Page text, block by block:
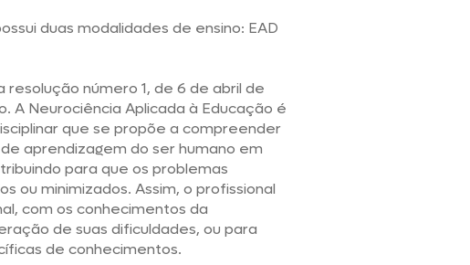
duas modalidades de ensino: EAD
número 1, de 6 de abril de
A Neurociência Aplicada à Educação é
que se propõe a compreender
aprendizagem do ser humano em
para que os problemas
ou minimizados. Assim, o profissional
com os conhecimentos da
de suas dificuldades, ou para
de conhecimentos.